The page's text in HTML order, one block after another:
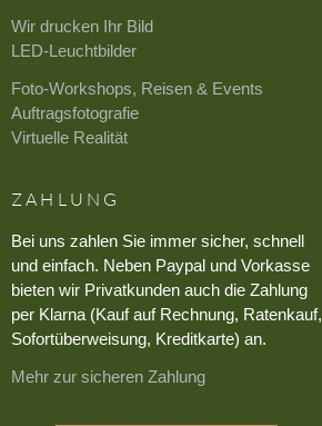
Wir drucken Ihr Bild
LED-Leuchtbilder
Foto-Workshops, Reisen & Events
Auftragsfotografie
Virtuelle Realität
ZAHLUNG
Bei uns zahlen Sie immer sicher, schnell
und einfach. Neben Paypal und Vorkasse
bieten wir Privatkunden auch die Zahlung
per Klarna (Kauf auf Rechnung, Ratenkauf,
Sofortüberweisung, Kreditkarte) an.
Mehr zur sicheren Zahlung